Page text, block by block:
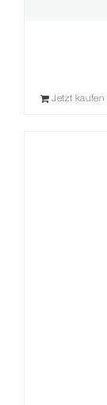
Jetzt kaufen